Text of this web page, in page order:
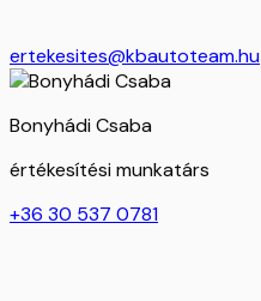
ertekesites@kbautoteam.hu
Bonyhádi Csaba
értékesítési munkatárs
+36 30 537 0781